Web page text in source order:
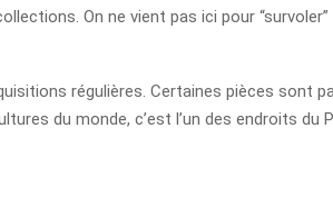
On ne vient pas ici pour
régulières. Certaines pièces sont
du monde, c’est l’un des endroits